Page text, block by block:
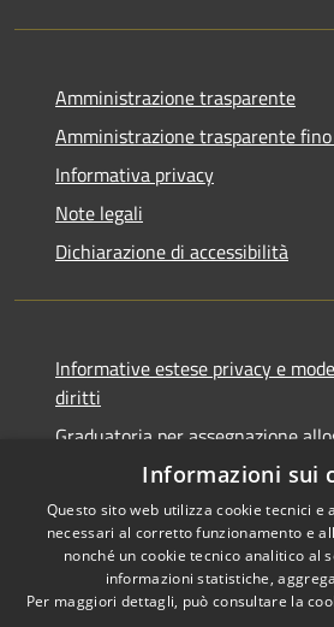
Amministrazione trasparente
Amministrazione trasparente
Informativa privacy
Note legali
Dichiarazione di accessibilità
Informative estese privacy e
diritti
Graduatoria per assegnazione
Accessibilità
Informazioni sui
Questo sito web utilizza cookie tecnici
necessari al corretto funzionamento e
nonché un cookie tecnico analitico al
informazioni statistiche,
Per maggiori dettagli, può consultare la